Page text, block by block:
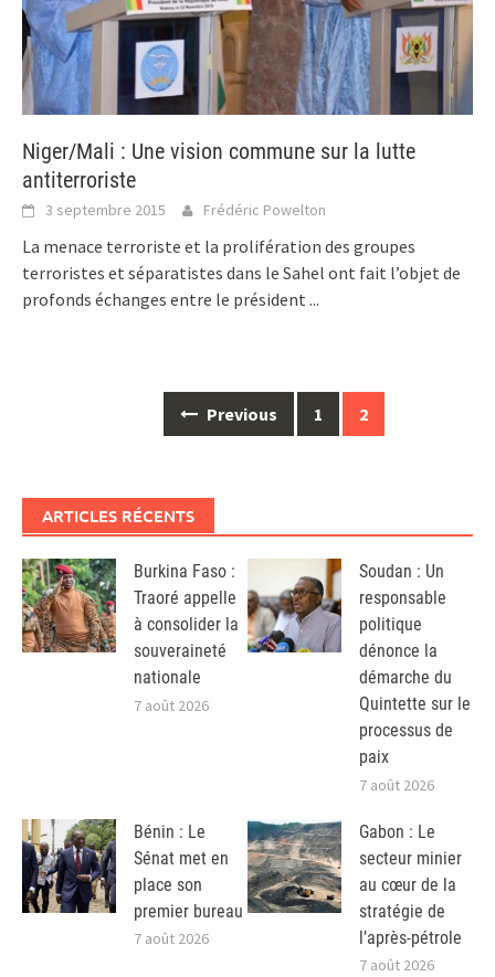
Niger/Mali : Une vision commune sur la lutte
antiterroriste
3 septembre 2015 Frédéric Powelton
La menace terroriste et la prolifération des groupes
terroristes et séparatistes dans le Sahel ont fait l’objet de
profonds échanges entre le président ...
Previous 1 2
ARTICLES RÉCENTS
Burkina Faso :
Traoré appelle
à consolider la
souveraineté
nationale
7 août 2026
Soudan : Un
responsable
politique
dénonce la
démarche du
Quintette sur le
processus de
paix
7 août 2026
Bénin : Le
Sénat met en
place son
premier bureau
7 août 2026
Gabon : Le
secteur minier
au cœur de la
stratégie de
l’après-pétrole
7 août 2026